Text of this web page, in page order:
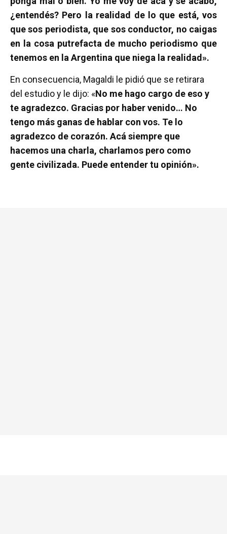
¿entendés? Pero la realidad de lo que está, vos
que sos periodista, que sos conductor, no caigas
en la cosa putrefacta de mucho periodismo que
tenemos en la Argentina que niega la realidad».
En consecuencia, Magaldi le pidió que se retirara
del estudio y le dijo: «No me hago cargo de eso y
te agradezco. Gracias por haber venido… No
tengo más ganas de hablar con vos. Te lo
agradezco de corazón. Acá siempre que
hacemos una charla, charlamos pero como
gente civilizada. Puede entender tu opinión».